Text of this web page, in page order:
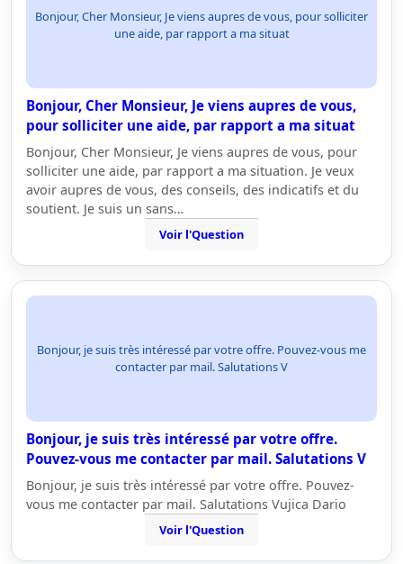
Bonjour, Cher Monsieur, Je viens aupres de vous, pour solliciter
une aide, par rapport a ma situat
Bonjour, Cher Monsieur, Je viens aupres de vous,
pour solliciter une aide, par rapport a ma situat
Bonjour, Cher Monsieur, Je viens aupres de vous, pour
solliciter une aide, par rapport a ma situation. Je veux
avoir aupres de vous, des conseils, des indicatifs et du
soutient. Je suis un sans…
Voir l'Question
Bonjour, je suis très intéressé par votre offre. Pouvez-vous me
contacter par mail. Salutations V
Bonjour, je suis très intéressé par votre offre.
Pouvez-vous me contacter par mail. Salutations V
Bonjour, je suis très intéressé par votre offre. Pouvez-
vous me contacter par mail. Salutations Vujica Dario
Voir l'Question